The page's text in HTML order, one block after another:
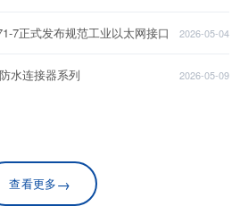
7正式发布规范工业以太网接口 2026-05-04
水连接器系列 2026-05-09
查看更多→